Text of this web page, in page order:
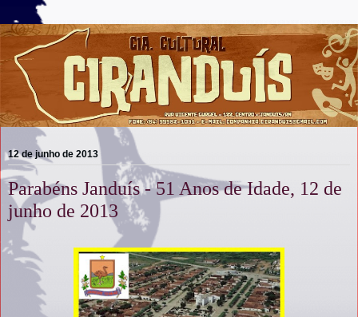
12 de junho de 2013
Parabéns Janduís - 51 Anos de Idade, 12 de
junho de 2013